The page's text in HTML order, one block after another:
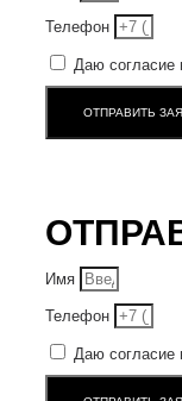
Телефон
Даю согласие
ОТПРАВИТЬ
Имя
Телефон
Даю согласие